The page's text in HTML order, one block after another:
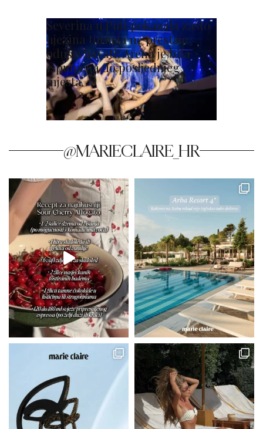
Severina u Puli pokazala zašto
njezina turneja ne prestaje
oduševljavati: Arena je bila
ispunjena do posljednjeg
mjesta
@MARIECLAIRE_HR